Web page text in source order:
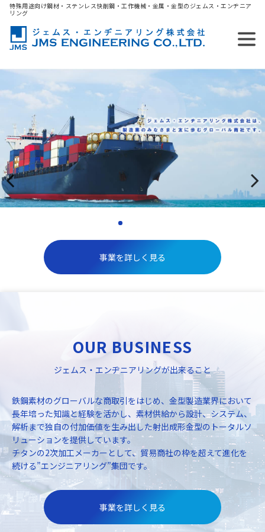
特殊用途向け鋼材・ステンレス快削鋼・工作機械・金属・金型のジェムス・エンヂニア
リング
Previous Next
事業を詳しく見る
OUR BUSINESS
ジェムス・エンヂニアリングが出来ること
鉄鋼素材のグローバルな商取引をはじめ、金型製造業界において
長年培った知識と経験を活かし、素材供給から設計、システム、
解析まで独自の付加価値を生み出した射出成形金型のトータルソ
リューションを提供しています。
チタンの2次加工メーカーとして、貿易商社の枠を超えて進化を
続ける”エンジニアリング”集団です。
事業を詳しく見る